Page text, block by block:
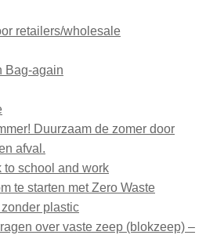
retailers/wholesale
Bag-again
Duurzaam de zomer door
afval.
to school and work
te starten met Zero Waste
plastic
over vaste zeep (blokzeep) –